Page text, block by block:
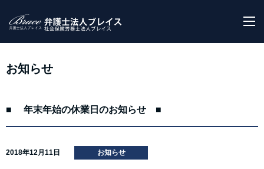
お知らせ
■ 年末年始の休業日のお知らせ ■
2018年12月11日 お知らせ